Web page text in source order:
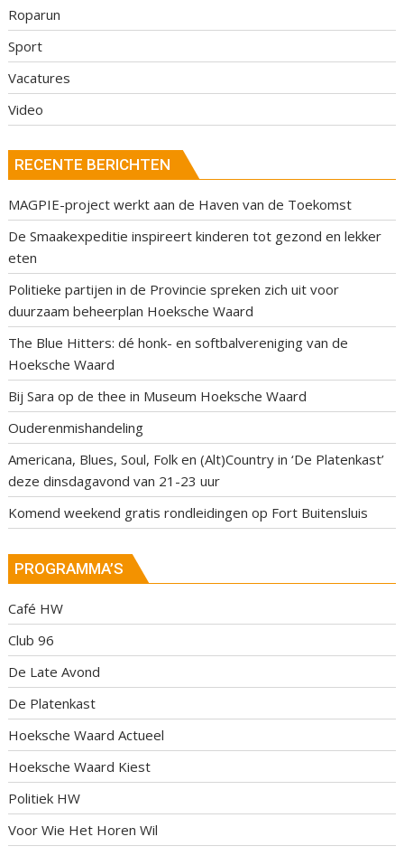
Roparun
Sport
Vacatures
Video
RECENTE BERICHTEN
MAGPIE-project werkt aan de Haven van de Toekomst
De Smaakexpeditie inspireert kinderen tot gezond en lekker
eten
Politieke partijen in de Provincie spreken zich uit voor
duurzaam beheerplan Hoeksche Waard
The Blue Hitters: dé honk- en softbalvereniging van de
Hoeksche Waard
Bij Sara op de thee in Museum Hoeksche Waard
Ouderenmishandeling
Americana, Blues, Soul, Folk en (Alt)Country in ‘De Platenkast’
deze dinsdagavond van 21-23 uur
Komend weekend gratis rondleidingen op Fort Buitensluis
PROGRAMMA’S
Café HW
Club 96
De Late Avond
De Platenkast
Hoeksche Waard Actueel
Hoeksche Waard Kiest
Politiek HW
Voor Wie Het Horen Wil